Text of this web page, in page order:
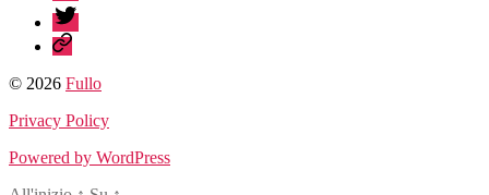
twitter
sessionize
© 2026 Fullo
Privacy Policy
Powered by WordPress